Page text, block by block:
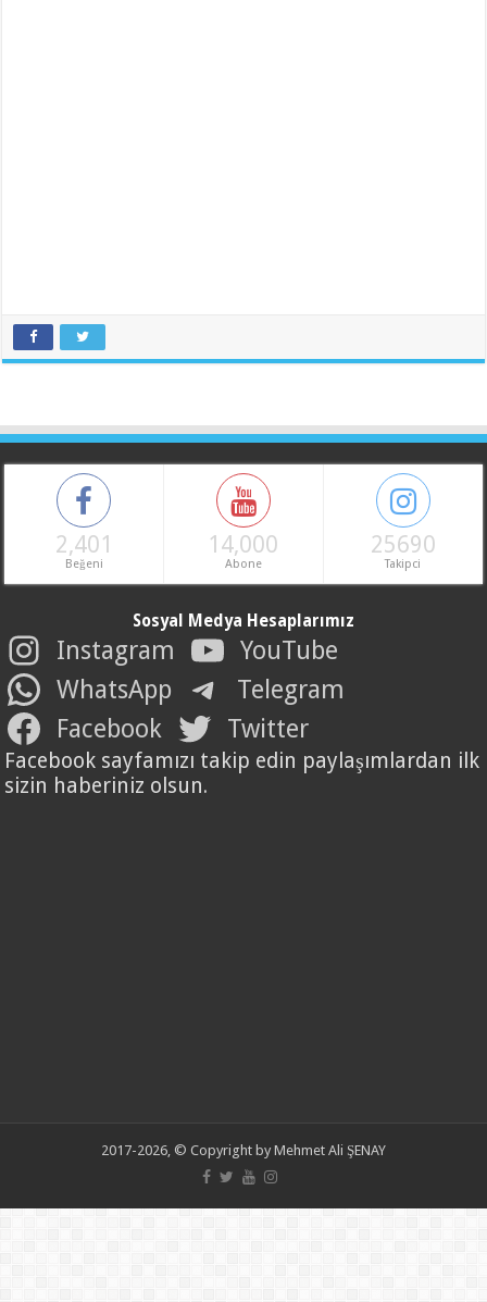
2,401
Beğeni
14,000
Abone
25690
Takipci
Sosyal Medya Hesaplarımız
Instagram
YouTube
WhatsApp
Telegram
Facebook
Twitter
Facebook sayfamızı takip edin paylaşımlardan ilk
sizin haberiniz olsun.
2017-2026, © Copyright by Mehmet Ali ŞENAY